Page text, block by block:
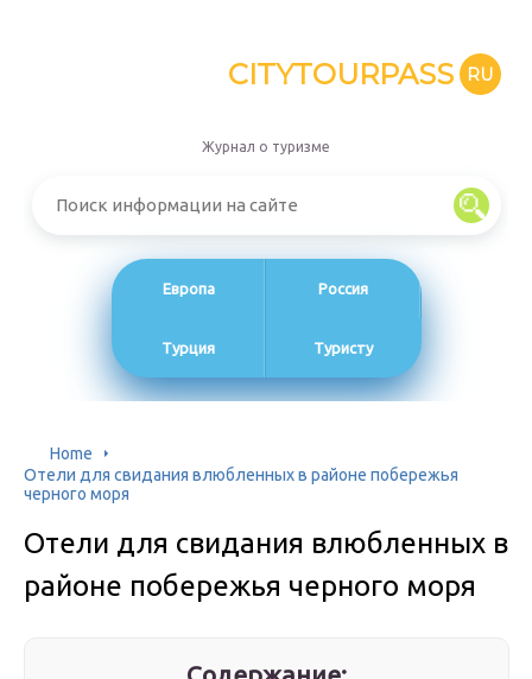
CITYTOURPASS RU
Журнал о туризме
Европа Россия
Турция Туристу
Home
Отели для свидания влюбленных в районе побережья
черного моря
Отели для свидания влюбленных в
районе побережья черного моря